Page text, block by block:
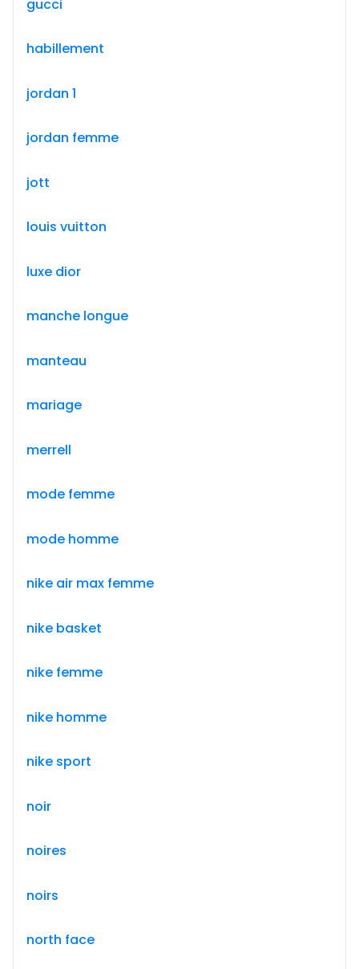
gucci
habillement
jordan 1
jordan femme
jott
louis vuitton
luxe dior
manche longue
manteau
mariage
merrell
mode femme
mode homme
nike air max femme
nike basket
nike femme
nike homme
nike sport
noir
noires
noirs
north face